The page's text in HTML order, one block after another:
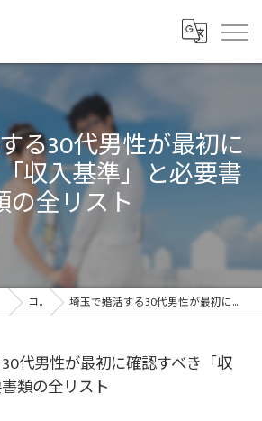
る30代男性が最初に
収入基準」と必要書
の全リスト
コラム 埼玉で婚活する30代男性が最初に確認すべき「収入基準」と必要書類の全リスト
代男性が最初に確認すべき「収
類の全リスト